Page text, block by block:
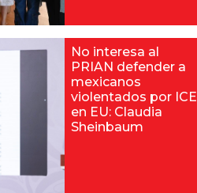
No interesa al
PRIAN defender a
mexicanos
violentados por ICE
en EU: Claudia
Sheinbaum